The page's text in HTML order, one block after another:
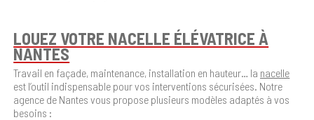
LOUEZ VOTRE NACELLE ÉLÉVATRICE À
NANTES
Travail en façade, maintenance, installation en hauteur… la nacelle
est l’outil indispensable pour vos interventions sécurisées. Notre
agence de Nantes vous propose plusieurs modèles adaptés à vos
besoins :